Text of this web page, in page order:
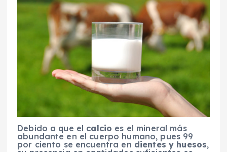
Debido a que el calcio es el mineral más
abundante en el cuerpo humano, pues 99
por ciento se encuentra en dientes y huesos,